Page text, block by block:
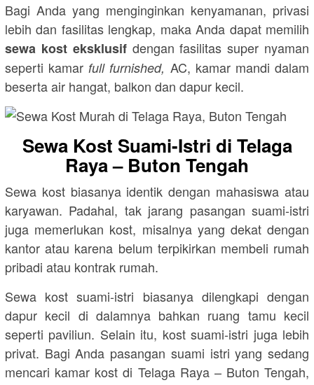
Bagi Anda yang menginginkan kenyamanan, privasi
lebih dan fasilitas lengkap, maka Anda dapat memilih
sewa kost eksklusifdengan fasilitas super nyaman
seperti kamarfull furnished, AC, kamar mandi dalam
beserta air hangat, balkon dan dapur kecil.
Sewa Kost Suami-Istri di Telaga
Raya – Buton Tengah
Sewa kost biasanya identik dengan mahasiswa atau
karyawan. Padahal, tak jarang pasangan suami-istri
juga memerlukan kost, misalnya yang dekat dengan
kantor atau karena belum terpikirkan membeli rumah
pribadi atau kontrak rumah.
Sewa kost suami-istri biasanya dilengkapi dengan
dapur kecil di dalamnya bahkan ruang tamu kecil
seperti paviliun. Selain itu, kost suami-istri juga lebih
privat. Bagi Anda pasangan suami istri yang sedang
mencari kamar kost di Telaga Raya – Buton Tengah,